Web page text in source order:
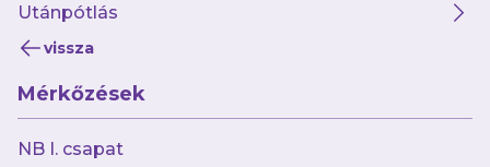
Utánpótlás
vissza
Mérkőzések
NB I. csapat